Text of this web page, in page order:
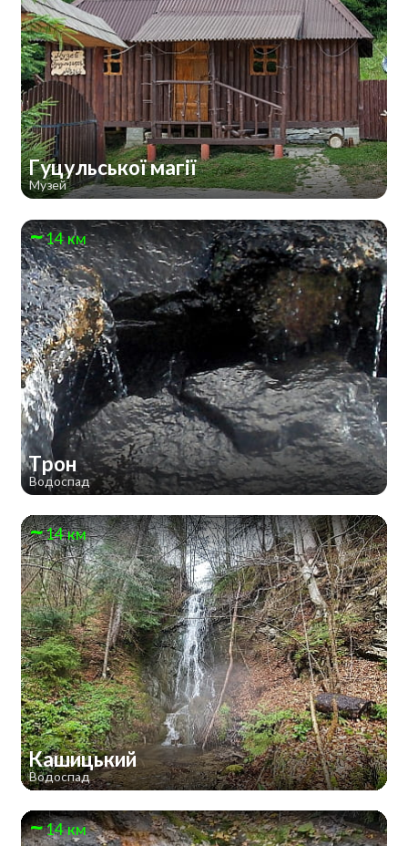
Гуцульської магії
Музей
14 км
Трон
Водоспад
14 км
Кашицький
Водоспад
14 км